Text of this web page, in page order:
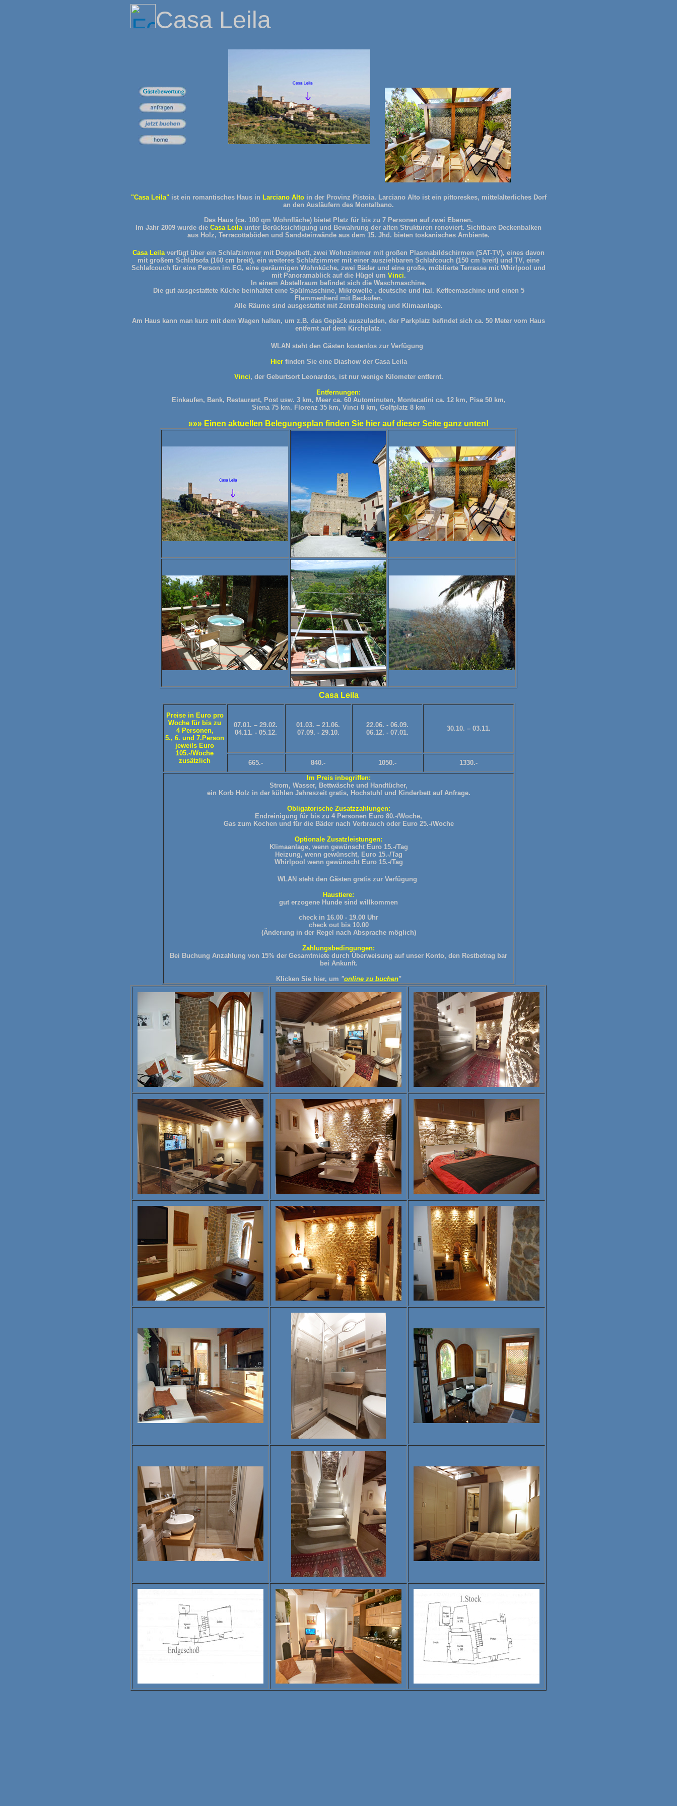
Casa Leila
"Casa Leila"ist ein romantisches Haus in Larciano Altoin der Provinz Pistoia. Larciano Alto ist ein pittoreskes, mittelalterliches Dorf
an den Ausläufern des Montalbano.
Das Haus (ca. 100 qm Wohnfläche) bietet Platz für bis zu 7 Personen auf zwei Ebenen.
Im Jahr 2009 wurde die Casa Leilaunter Berücksichtigung und Bewahrung der alten Strukturen renoviert. Sichtbare Deckenbalken
aus Holz, Terracottaböden und Sandsteinwände aus dem 15. Jhd. bieten toskanisches Ambiente.
Casa Leila verfügt über ein Schlafzimmer mit Doppelbett, zwei Wohnzimmer mit großen Plasmabildschirmen (SAT-TV), eines davon
mit großem Schlafsofa (160 cm breit), ein weiteres Schlafzimmer mit einer ausziehbaren Schlafcouch (150 cm breit) und TV, eine
Schlafcouch für eine Person im EG, eine geräumigen Wohnküche, zwei Bäder und eine große, möblierte Terrasse mit Whirlpool und
mit Panoramablick auf die Hügel um Vinci.
In einem Abstellraum befindet sich die Waschmaschine.
Die gut ausgestattete Küche beinhaltet eine Spülmaschine, Mikrowelle , deutsche und ital. Keffeemaschine und einen 5
Flammenherd mit Backofen.
Alle Räume sind ausgestattet mit Zentralheizung und Klimaanlage.
Am Haus kann man kurz mit dem Wagen halten, um z.B. das Gepäck auszuladen, der Parkplatz befindet sich ca. 50 Meter vom Haus
entfernt auf dem Kirchplatz.
WLAN steht den Gästen kostenlos zur Verfügung
Hier finden Sie eine Diashow der Casa Leila
Vinci, der Geburtsort Leonardos, ist nur wenige Kilometer entfernt.
Entfernungen:
Einkaufen, Bank, Restaurant, Post usw. 3 km, Meer ca. 60 Autominuten, Montecatini ca. 12 km, Pisa 50 km,
Siena 75 km. Florenz 35 km, Vinci 8 km, Golfplatz 8 km
»»» Einen aktuellen Belegungsplan finden Sie hier auf dieser Seite ganz unten!
Casa Leila
Preise in Euro pro
Woche für bis zu
4 Personen,
5., 6. und 7.Person
jeweils Euro
105.-/Woche
zusätzlich
07.01. – 29.02.
04.11. - 05.12.
01.03. – 21.06.
07.09. - 29.10.
22.06. - 06.09.
06.12. - 07.01.
30.10. – 03.11.
665.- 840.- 1050.-
1330.-
Im Preis inbegriffen:
Strom, Wasser, Bettwäsche und Handtücher,
ein Korb Holz in der kühlen Jahreszeit gratis, Hochstuhl und Kinderbett auf Anfrage.
Obligatorische Zusatzzahlungen:
Endreinigung für bis zu 4 Personen Euro 80.-/Woche,
Gas zum Kochen und für die Bäder nach Verbrauch oder Euro 25.-/Woche
Optionale Zusatzleistungen:
Klimaanlage, wenn gewünscht Euro 15.-/Tag
Heizung, wenn gewünscht, Euro 15.-/Tag
Whirlpool wenn gewünscht Euro 15.-/Tag
WLAN steht den Gästen gratis zur Verfügung
Haustiere:
gut erzogene Hunde sind willkommen
check in 16.00 - 19.00 Uhr
check out bis 10.00
(Änderung in der Regel nach Absprache möglich)
Zahlungsbedingungen:
Bei Buchung Anzahlung von 15% der Gesamtmiete durch Überweisung auf unser Konto, den Restbetrag bar
bei Ankunft.
Klicken Sie hier, um "online zu buchen"